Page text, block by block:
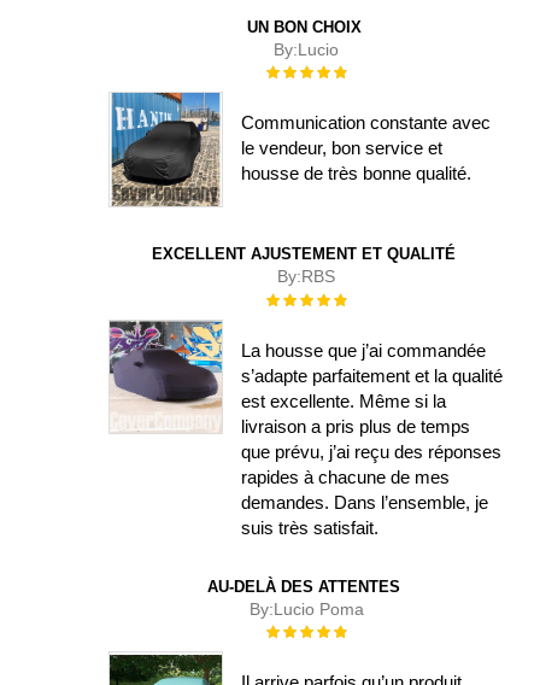
UN BON CHOIX
By:Lucio
Évaluation :
Communication constante avec
le vendeur, bon service et
housse de très bonne qualité.
EXCELLENT AJUSTEMENT ET QUALITÉ
By:RBS
Évaluation :
La housse que j’ai commandée
s’adapte parfaitement et la qualité
est excellente. Même si la
livraison a pris plus de temps
que prévu, j’ai reçu des réponses
rapides à chacune de mes
demandes. Dans l’ensemble, je
suis très satisfait.
AU-DELÀ DES ATTENTES
By:Lucio Poma
Évaluation :